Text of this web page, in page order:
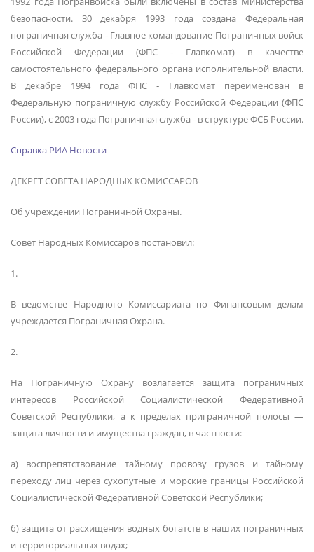
безопасности. 30 декабря 1993 года создана Федеральная
пограничная служба ‑ Главное командование Пограничных войск
Российской Федерации (ФПС ‑ Главкомат) в качестве
самостоятельного федерального органа исполнительной власти.
В декабре 1994 года ФПС ‑ Главкомат переименован в
Федеральную пограничную службу Российской Федерации (ФПС
России), с 2003 года Пограничная служба ‑ в структуре ФСБ России.
Справка РИА Новости
ДЕКРЕТ СОВЕТА НАРОДНЫХ КОМИССАРОВ
Об учреждении Пограничной Охраны.
Совет Народных Комиссаров постановил:
1.
В ведомстве Народного Комиссариата по Финансовым делам
учреждается Пограничная Охрана.
2.
На Пограничную Охрану возлагается защита пограничных
интересов Российской Социалистической Федеративной
Советской Республики, а к пределах приграничной полосы —
защита личности и имущества граждан, в частности:
а) воспрепятствование тайному провозу грузов и тайному
переходу лиц через сухопутные и морские границы Российской
Социалистической Федеративной Советской Республики;
б) защита от расхищения водных богатств в наших пограничных
и территориальных водах;